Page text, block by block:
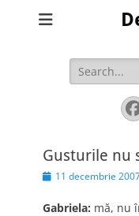
Search
for:
Gusturile nu
Posted11 decembrie
Gabriela: mă, nu